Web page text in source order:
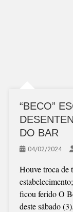
“BECO”
DO BAR
04/02/2024
Houve troca de
ficou ferido O
deste sábado